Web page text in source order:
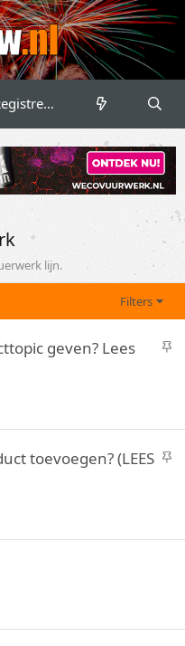
Registreren
lijn.
Filters
S
geven? Lees
S
toevoegen? (LEES